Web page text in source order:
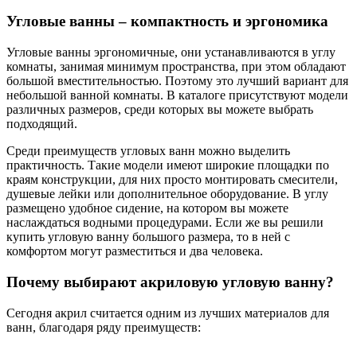
Угловые ванны – компактность и эргономика
Угловые ванны эргономичные, они устанавливаются в углу
комнаты, занимая минимум пространства, при этом обладают
большой вместительностью. Поэтому это лучший вариант для
небольшой ванной комнаты. В каталоге присутствуют модели
различных размеров, среди которых вы можете выбрать
подходящий.
Среди преимуществ угловых ванн можно выделить
практичность. Такие модели имеют широкие площадки по
краям конструкции, для них просто монтировать смесители,
душевые лейки или дополнительное оборудование. В углу
размещено удобное сидение, на котором вы можете
наслаждаться водными процедурами. Если же вы решили
купить угловую ванну большого размера, то в ней с
комфортом могут разместиться и два человека.
Почему выбирают акриловую угловую ванну?
Сегодня акрил считается одним из лучших материалов для
ванн, благодаря ряду преимуществ: